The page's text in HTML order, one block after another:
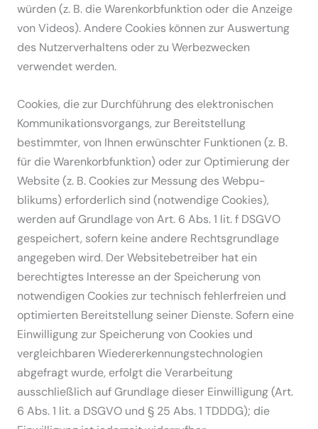
würden (z. B. die Waren­korb­funktion oder die Anzeige
von Videos). Andere Cookies können zur Auswertung
des Nutzer­ver­haltens oder zu Werbe­zwecken
verwendet werden.
Cookies, die zur Durch­führung des elektro­ni­schen
Kommu­ni­ka­ti­ons­vor­gangs, zur Bereit­stellung
bestimmter, von Ihnen erwünschter Funktionen (z. B.
für die Waren­korb­funktion) oder zur Optimierung der
Website (z. B. Cookies zur Messung des Webpu­
blikums) erfor­derlich sind (notwendige Cookies),
werden auf Grundlage von Art. 6 Abs. 1 lit. f DSGVO
gespei­chert, sofern keine andere Rechts­grundlage
angegeben wird. Der Website­be­treiber hat ein
berech­tigtes Interesse an der Speicherung von
notwen­digen Cookies zur technisch fehler­freien und
optimierten Bereit­stellung seiner Dienste. Sofern eine
Einwil­ligung zur Speicherung von Cookies und
vergleich­baren Wieder­erken­nungs­tech­no­logien
abgefragt wurde, erfolgt die Verar­beitung
ausschließlich auf Grundlage dieser Einwil­ligung (Art.
6 Abs. 1 lit. a DSGVO und § 25 Abs. 1 TDDDG); die